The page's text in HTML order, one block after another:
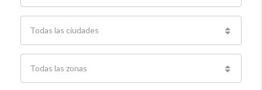
Todas las ciudades
Todas las zonas